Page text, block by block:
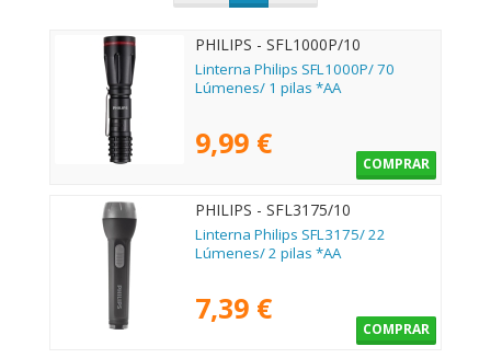
PHILIPS - SFL1000P/10
Linterna Philips SFL1000P/ 70
Lúmenes/ 1 pilas *AA
9,99 €
COMPRAR
PHILIPS - SFL3175/10
Linterna Philips SFL3175/ 22
Lúmenes/ 2 pilas *AA
7,39 €
COMPRAR